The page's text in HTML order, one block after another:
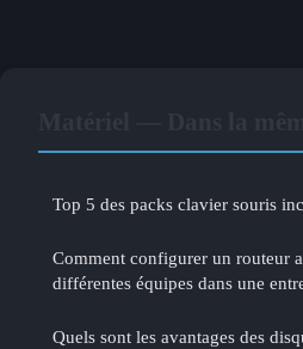
Top 5 des packs clavier souris
Comment configurer un routeur
différentes équipes dans une
Quels sont les avantages des